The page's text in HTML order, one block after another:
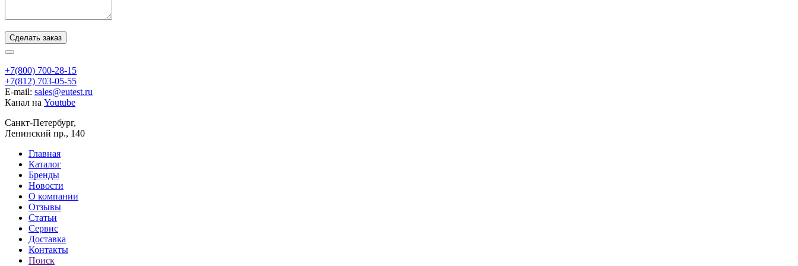
Сделать заказ
+7(800) 700-28-15
+7(812) 703-05-55
E-mail: sales@eutest.ru
Канал на Youtube
Санкт-Петербург,
Ленинский пр., 140
Главная
Каталог
Бренды
Новости
О компании
Отзывы
Статьи
Сервис
Доставка
Контакты
Поиск